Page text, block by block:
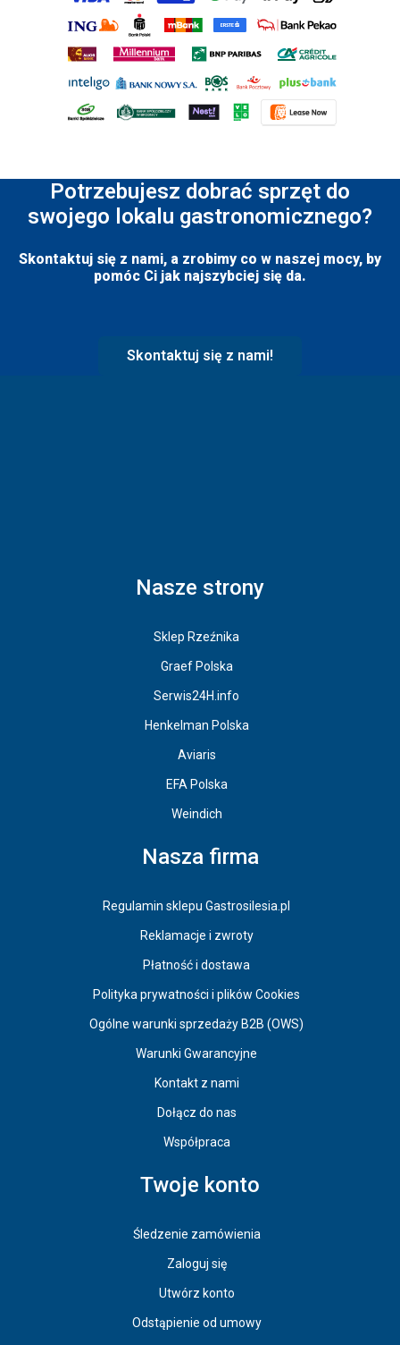
Potrzebujesz dobrać sprzęt do
swojego lokalu gastronomicznego?
Skontaktuj się z nami, a zrobimy co w naszej mocy, by
pomóc Ci jak najszybciej się da.
Skontaktuj się z nami!
Nasze strony
Sklep Rzeźnika
Graef Polska
Serwis24H.info
Henkelman Polska
Aviaris
EFA Polska
Weindich
Nasza firma
Regulamin sklepu Gastrosilesia.pl
Reklamacje i zwroty
Płatność i dostawa
Polityka prywatności i plików Cookies
Ogólne warunki sprzedaży B2B (OWS)
Warunki Gwarancyjne
Kontakt z nami
Dołącz do nas
Współpraca
Twoje konto
Śledzenie zamówienia
Zaloguj się
Utwórz konto
Odstąpienie od umowy